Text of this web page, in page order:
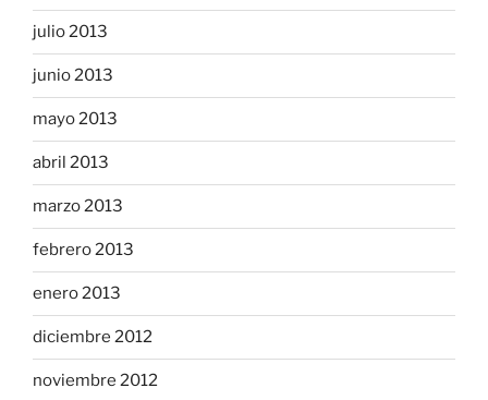
julio 2013
junio 2013
mayo 2013
abril 2013
marzo 2013
febrero 2013
enero 2013
diciembre 2012
noviembre 2012